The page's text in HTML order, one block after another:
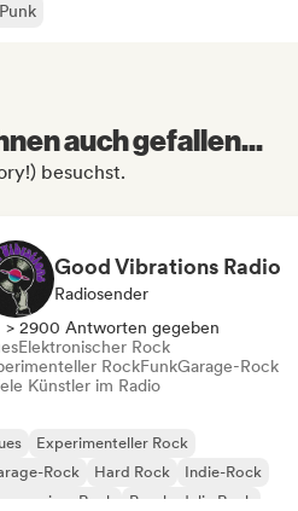
auch gefallen...
besuchst.
Good Vibrations Radio
Radiosender
> 2900 Antworten gegeben
Elektronischer Rock
RockFunkGarage-Rock
Künstler im Radio
Experimenteller Rock
Rock
Hard Rock
Indie-Rock
Rock
Psychedelic Rock